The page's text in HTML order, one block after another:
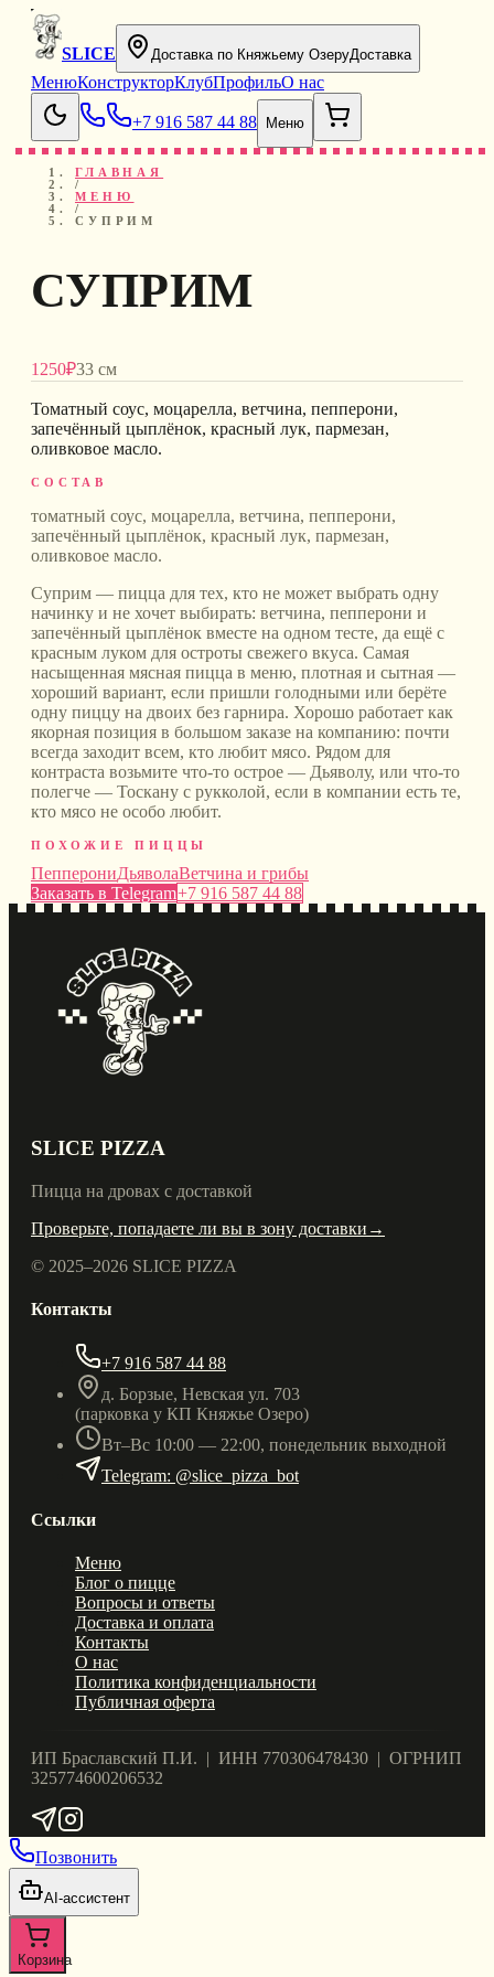
SLICE Доставка по Княжьему ОзеруДоставка
МенюКонструкторКлубПрофильО нас
+7 916 587 44 88 Меню
ГЛАВНАЯ
/
МЕНЮ
/
СУПРИМ
СУПРИМ
1250₽33 см
Томатный соус, моцарелла, ветчина, пепперони,
запечённый цыплёнок, красный лук, пармезан,
оливковое масло.
СОСТАВ
томатный соус, моцарелла, ветчина, пепперони,
запечённый цыплёнок, красный лук, пармезан,
оливковое масло.
Суприм — пицца для тех, кто не может выбрать одну
начинку и не хочет выбирать: ветчина, пепперони и
запечённый цыплёнок вместе на одном тесте, да ещё с
красным луком для остроты свежего вкуса. Самая
насыщенная мясная пицца в меню, плотная и сытная —
хороший вариант, если пришли голодными или берёте
одну пиццу на двоих без гарнира. Хорошо работает как
якорная позиция в большом заказе на компанию: почти
всегда заходит всем, кто любит мясо. Рядом для
контраста возьмите что-то острое — Дьяволу, или что-то
полегче — Тоскану с рукколой, если в компании есть те,
кто мясо не особо любит.
ПОХОЖИЕ ПИЦЦЫ
ПепперониДьяволаВетчина и грибы
Заказать в Telegram+7 916 587 44 88
SLICE PIZZA
Пицца на дровах с доставкой
Проверьте, попадаете ли вы в зону доставки →
© 2025–2026 SLICE PIZZA
Контакты
+7 916 587 44 88
д. Борзые, Невская ул. 703
(парковка у КП Княжье Озеро)
Вт–Вс 10:00 — 22:00, понедельник выходной
Telegram: @slice_pizza_bot
Ссылки
Меню
Блог о пицце
Вопросы и ответы
Доставка и оплата
Контакты
О нас
Политика конфиденциальности
Публичная оферта
ИП Браславский П.И. | ИНН 770306478430 | ОГРНИП
325774600206532
Позвонить
AI-ассистент
Корзина